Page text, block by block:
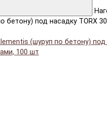
бетону) под насадку TORX